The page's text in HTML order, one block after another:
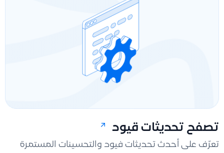
تصفح تحديثات قيود
تعرّف على أحدث تحديثات فيود والتحسينات المستمرة